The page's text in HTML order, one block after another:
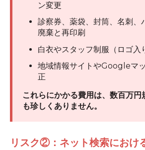
ン変更
診察券、薬袋、封筒、名刺、
廃棄と再印刷
白衣やスタッフ制服（ロゴ入
地域情報サイトやGoogleマ
正
これらにかかる費用は、数百万円
も珍しくありません。
リスク②：ネット検索におけ